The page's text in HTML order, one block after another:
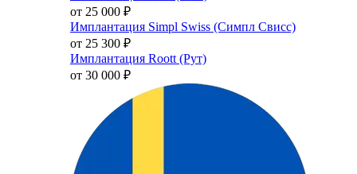
от 25 000 ₽
Имплантация Simpl Swiss (Симпл Свисс)
от 25 300 ₽
Имплантация Roott (Рут)
от 30 000 ₽